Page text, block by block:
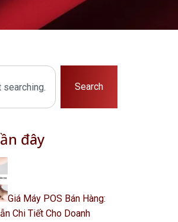
Search
đây
Giá Máy POS Bán Hàng:
Chi Tiết Cho Doanh